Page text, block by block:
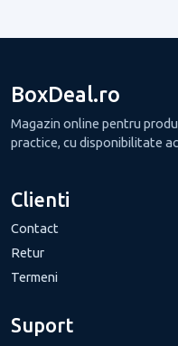
BoxDeal.ro
Magazin online pentru
practice, cu disponibilitate
Clienti
Contact
Retur
Termeni
Suport